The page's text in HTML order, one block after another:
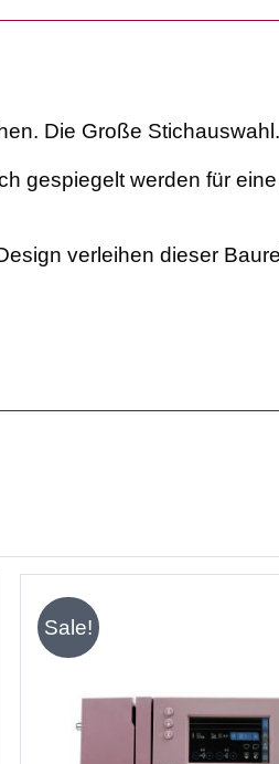
Die Große Stichauswahl.
gespiegelt werden für
verleihen dieser
Sale!